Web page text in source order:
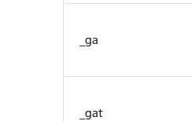
_ga
_gat